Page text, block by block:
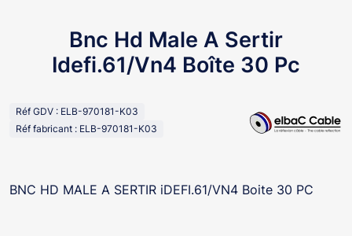
Bnc Hd Male A Sertir
Idefi.61/Vn4 Boîte 30 Pc
Réf GDV : ELB-970181-K03
Réf fabricant : ELB-970181-K03
BNC HD MALE A SERTIR iDEFI.61/VN4 Boite 30 PC